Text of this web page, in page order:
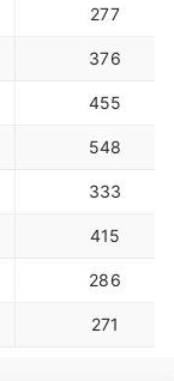
277
376
455
548
333
415
286
271